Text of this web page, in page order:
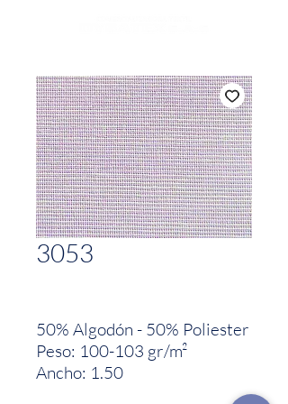
3053
50% Algodón - 50% Poliester
Peso: 100-103 gr/m²
Ancho: 1.50